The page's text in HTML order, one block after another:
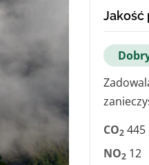
Jakość
CO2 445
NO2 12